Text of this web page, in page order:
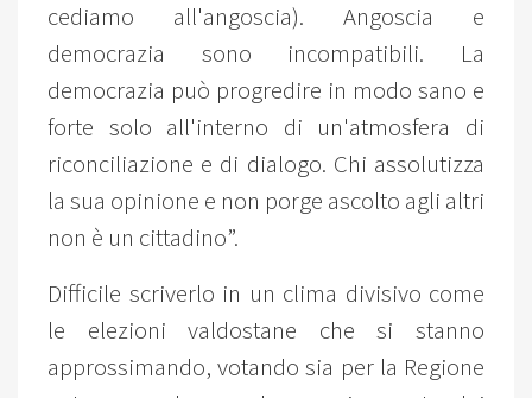
cediamo all'angoscia). Angoscia e
democrazia sono incompatibili. La
democrazia può progredire in modo sano e
forte solo all'interno di un'atmosfera di
riconciliazione e di dialogo. Chi assolutizza
la sua opinione e non porge ascolto agli altri
non è un cittadino”.
Difficile scriverlo in un clima divisivo come
le elezioni valdostane che si stanno
approssimando, votando sia per la Regione